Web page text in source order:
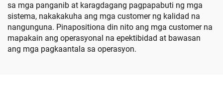
sa mga panganib at karagdagang pagpapabuti ng mga
sistema, nakakakuha ang mga customer ng kalidad na
nangunguna. Pinapositiona din nito ang mga customer na
mapakain ang operasyonal na epektibidad at bawasan
ang mga pagkaantala sa operasyon.